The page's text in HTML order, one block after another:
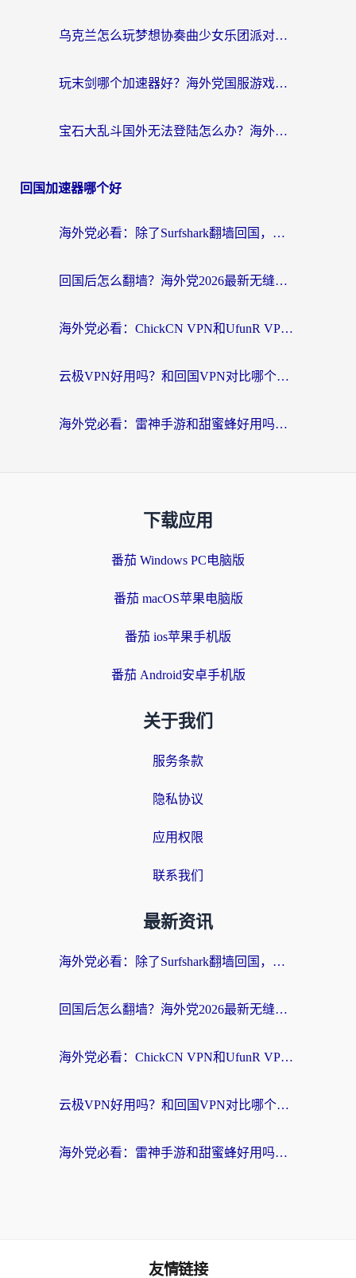
乌克兰怎么玩梦想协奏曲少女乐团派对？海外党国服游戏加速全攻略（附欧洲重生细胞荒野行动不卡技巧）
玩末剑哪个加速器好？海外党国服游戏畅玩终极指南（附3款热门游戏实测）
宝石大乱斗国外无法登陆怎么办？海外玩家专属加速指南（附穿越火线原野传说解决方案）
回国加速器哪个好
海外党必看：除了Surfshark翻墙回国，这些加速器选择技巧你真的懂吗？
回国后怎么翻墙？海外党2026最新无缝访问国内资源全攻略（附对比实测）
海外党必看：ChickCN VPN和UfunR VPN对比哪个回国效果更好？附实用选择指南
云极VPN好用吗？和回国VPN对比哪个回国效果更好？海外党亲测避坑指南
海外党必看：雷神手游和甜蜜蜂好用吗？3步选对回国加速器无缝刷国内资源
下载应用
番茄 Windows PC电脑版
番茄 macOS苹果电脑版
番茄 ios苹果手机版
番茄 Android安卓手机版
关于我们
服务条款
隐私协议
应用权限
联系我们
最新资讯
海外党必看：除了Surfshark翻墙回国，这些加速器选择技巧你真的懂吗？
回国后怎么翻墙？海外党2026最新无缝访问国内资源全攻略（附对比实测）
海外党必看：ChickCN VPN和UfunR VPN对比哪个回国效果更好？附实用选择指南
云极VPN好用吗？和回国VPN对比哪个回国效果更好？海外党亲测避坑指南
海外党必看：雷神手游和甜蜜蜂好用吗？3步选对回国加速器无缝刷国内资源
友情链接